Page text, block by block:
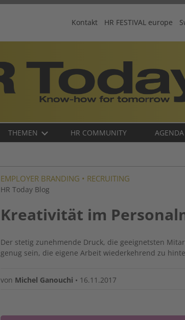
Kontakt HR FESTIVAL europe
THEMEN HR COMMUNITY AGENDA
EMPLOYER BRANDING • RECRUITING
HR Today Blog
Kreativität im
Der stetig zunehmende Druck, die geeignetsten
genug sein, die eigene Arbeit wiederkehrend zu
von Michel Ganouchi • 16.11.2017